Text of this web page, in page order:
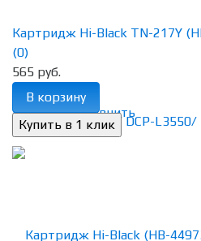
избранное сравнить
Картридж Hi-Black TN-217Y
(0)
565 руб.
В корзину